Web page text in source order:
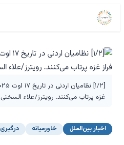
غزه پرتاب می‌کنند. رویترز/علاء السخنی
اخبار بین‌الملل خاورمیانه